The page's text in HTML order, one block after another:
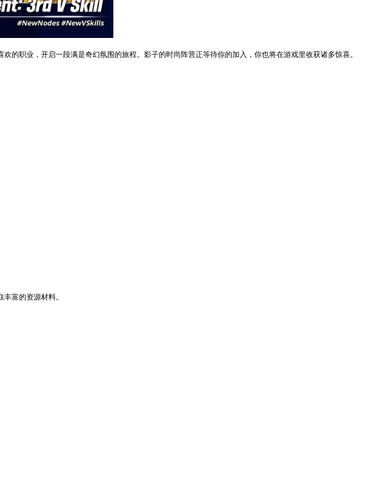
职业，开启一段满是奇幻氛围的旅程。影子的时尚阵营正等待你的加入，你也将在游戏里收获诸多惊喜。
富的资源材料。